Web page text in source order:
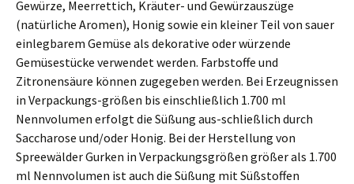
Gewürze, Meerrettich, Kräuter- und Gewürzauszüge
(natürliche Aromen), Honig sowie ein kleiner Teil von sauer
einlegbarem Gemüse als dekorative oder würzende
Gemüsestücke verwendet werden. Farbstoffe und
Zitronensäure können zugegeben werden. Bei Erzeugnissen
in Verpackungs-größen bis einschließlich 1.700 ml
Nennvolumen erfolgt die Süßung aus-schließlich durch
Saccharose und/oder Honig. Bei der Herstellung von
Spreewälder Gurken in Verpackungsgrößen größer als 1.700
ml Nennvolumen ist auch die Süßung mit Süßstoffen